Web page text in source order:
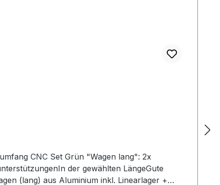
CNC Set Grün "Wagen lang": 2x
der gewählten LängeGute
(lang) aus Aluminium inkl. Linearlager +